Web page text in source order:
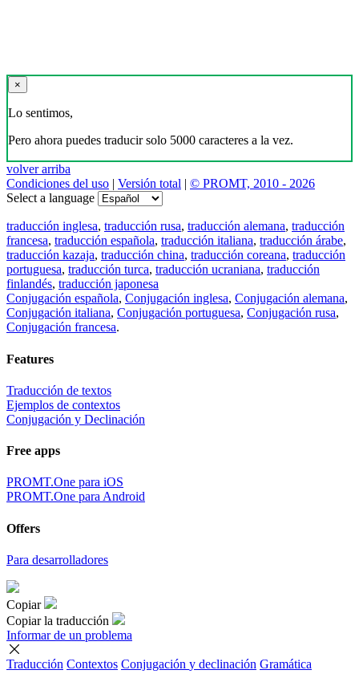
×
Lo sentimos,
Pero ahora puedes traducir solo 5000 caracteres a la vez.
volver arriba
Condiciones del uso | Versión total | © PROMT, 2010 - 2026
Select a language
traducción inglesa, traducción rusa, traducción alemana, traducción
francesa, traducción española, traducción italiana, traducción árabe,
traducción kazaja, traducción china, traducción coreana, traducción
portuguesa, traducción turca, traducción ucraniana, traducción
finlandés, traducción japonesa
Conjugación española, Conjugación inglesa, Conjugación alemana,
Conjugación italiana, Conjugación portuguesa, Conjugación rusa,
Conjugación francesa.
Features
Traducción de textos
Ejemplos de contextos
Conjugación y Declinación
Free apps
PROMT.One para iOS
PROMT.One para Android
Offers
Para desarrolladores
Copiar
Copiar la traducción
Informar de un problema
Traducción Contextos Conjugación y declinación Gramática